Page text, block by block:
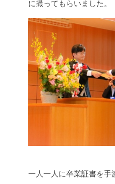
に撮ってもらいました。
一人一人に卒業証書を手